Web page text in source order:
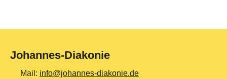
Johannes-Diakonie
Mail: info@johannes-diakonie.de